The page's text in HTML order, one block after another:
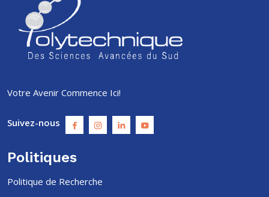
Votre Avenir Commence Ici!
Suivez-nous
Politiques
Politique de Recherche